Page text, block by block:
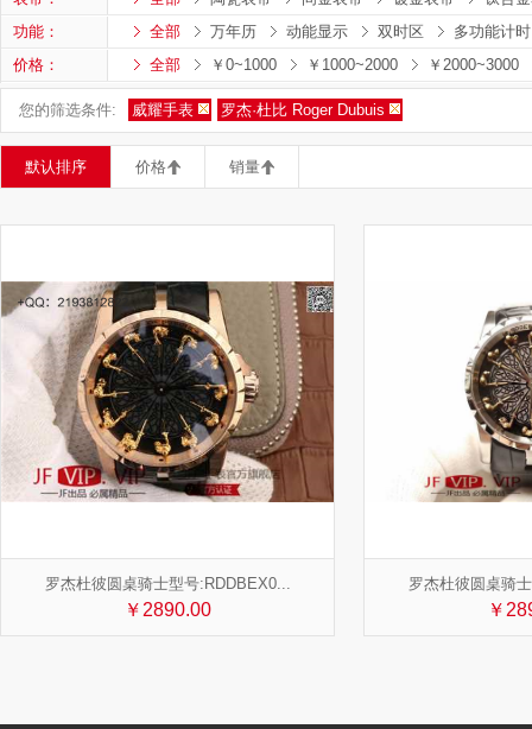
功能：
全部 万年历 动能显示 双时区
多功能计时
价格：
全部 ￥0~1000 ￥1000~2000 ￥2000~3000
您的筛选条件: 威耀手表 罗杰·杜比 Roger Dubuis
默认排序 价格 销量
罗杰杜彼圆桌骑士型号:RDDBEX0...
￥2890.00
罗杰杜彼圆桌骑
￥